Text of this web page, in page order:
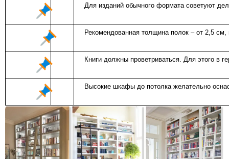
Для изданий обычного формата советуют
Рекомендованная толщина полок – от 2,5
Книги должны проветриваться. Для этого в
Высокие шкафы до потолка желательно